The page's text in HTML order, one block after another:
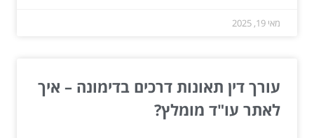
מאי 19, 2025
עורך דין תאונות דרכים בדימונה – איך
לאתר עו"ד מומלץ?